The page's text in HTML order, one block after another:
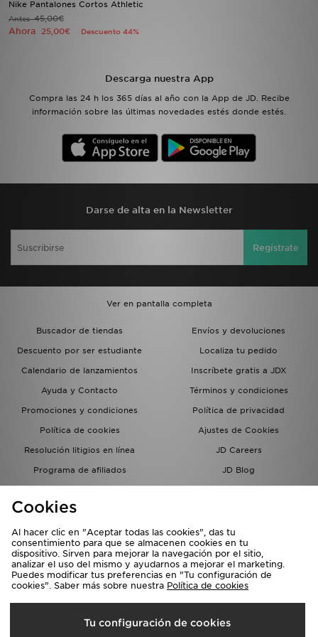
Nike Pantalones Cortos Athletic
Antes45,00€
Ahora 25,00€ Descuento 44%
Descarga nuestra App
Compra las 24 h los 365 días al año con la App de JD. Recibe
información sobre las últimas novedades estés donde estés.
Darse de alta en la Newsletter
Regístrate
Ver en pantalla completa
Buscador de tiendas
Envíos y devoluciones
Descuento por ser estudiante
Localiza tu pedido
Calendario de lanzamientos
Inscríbete gratis a JDX
Ayuda y Contacto
Términos y condiciones
Promociones y condiciones
Política de privacidad
Política de cookies
Ajustes de Cookies
Resolución litigios en línea
JD Careers
Programa de afiliados
JD Blog
del grupo JD - Whistleblowing
Selecciona País
España
MI JD
Cookies
Al hacer clic en "Aceptar todas las cookies", das tu
consentimiento para que se almacenen cookies en tu
dispositivo. Sirven para mejorar la navegación por el sitio,
analizar el uso del mismo y ayudarnos a mejorar el marketing.
Puedes modificar tus preferencias en "Tu configuración de
cookies". Saber más sobre nuestra Política de cookies
Tu configuración de cookies